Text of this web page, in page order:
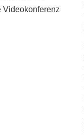
Videokonferenz